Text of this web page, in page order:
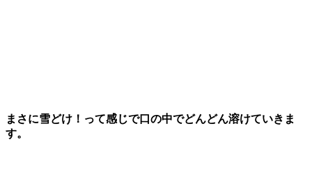
まさに雪どけ！って感じで口の中でどんどん溶けていきま
す。